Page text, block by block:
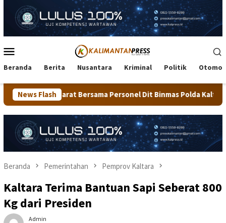
konten
Mobile
Beranda Berita Nusantara Kriminal Politik
News Flash
Personel Dit Binmas Polda Kaltara Salurkan Beras SPHP
Beranda Pemerintahan Pemprov Kaltara
Kaltara Terima Bantuan Sapi Seberat 800
Kg dari Presiden
Admin